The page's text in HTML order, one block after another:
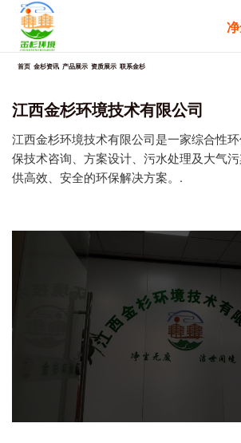
首页 金杉资讯 产品展示 资质展示 联系金杉
江西金杉环境技术有限公司
江西金杉环境技术有限公司是一家综合性
保技术咨询、方案设计、污水处理及大气
供高效、安全的环保解决方案。.